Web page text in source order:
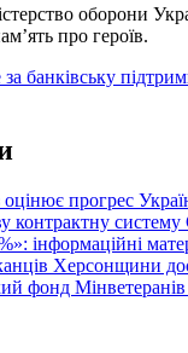
оборони
про героїв.
банківську
прогрес
контрактну
Херсонщини
фонд